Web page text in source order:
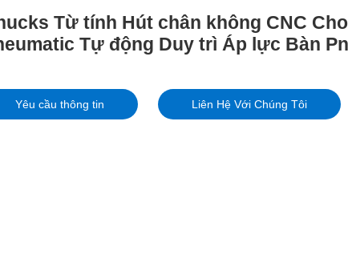
Từ tính Hút chân không CNC
Tự động Duy trì Áp lực Bàn
Yêu cầu thông tin Liên Hệ Với Chúng Tôi